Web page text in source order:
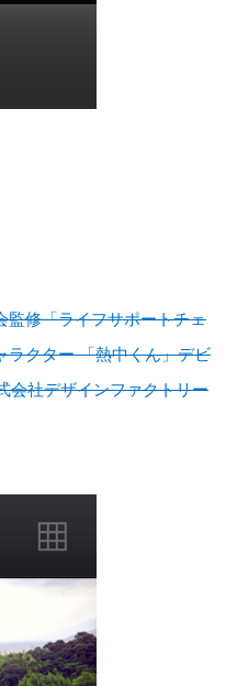
監修「ライフサポートチェ
ラクター 「熱中くん」デビ
社デザインファクトリー